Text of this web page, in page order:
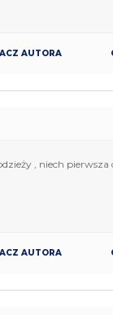
AUTORA
, niech pierwsza
AUTORA